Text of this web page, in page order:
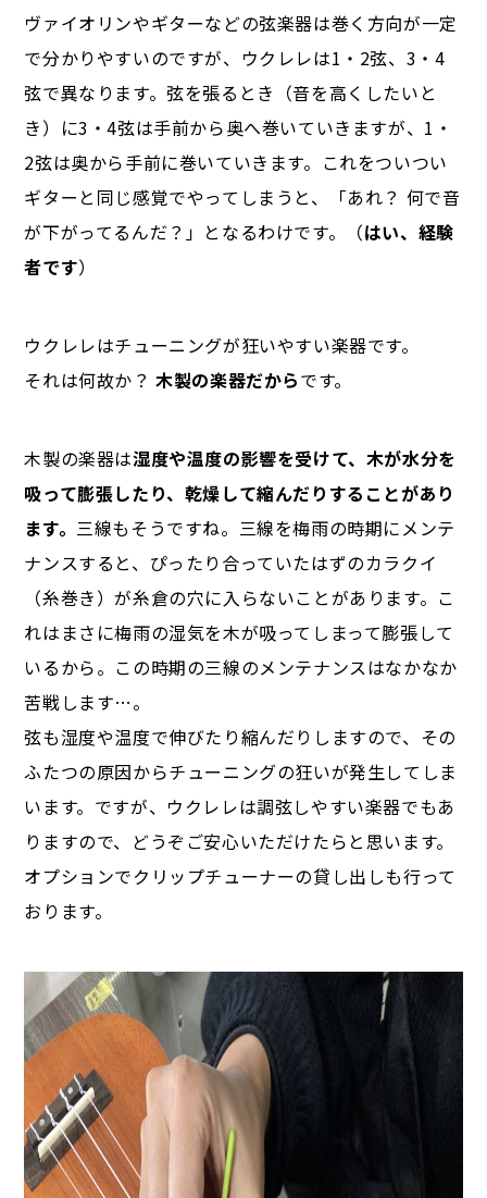
ヴァイオリンやギターなどの弦楽器は巻く方向が一定
で分かりやすいのですが、ウクレレは1・2弦、3・4
弦で異なります。弦を張るとき（音を高くしたいと
き）に3・4弦は手前から奥へ巻いていきますが、1・
2弦は奥から手前に巻いていきます。これをついつい
ギターと同じ感覚でやってしまうと、「あれ？ 何で音
が下がってるんだ？」となるわけです。（はい、経験
者です）
ウクレレはチューニングが狂いやすい楽器です。
それは何故か？木製の楽器だからです。
木製の楽器は湿度や温度の影響を受けて、木が水分を
吸って膨張したり、乾燥して縮んだりすることがあり
ます。 三線もそうですね。三線を梅雨の時期にメンテ
ナンスすると、ぴったり合っていたはずのカラクイ
（糸巻き）が糸倉の穴に入らないことがあります。こ
れはまさに梅雨の湿気を木が吸ってしまって膨張して
いるから。この時期の三線のメンテナンスはなかなか
苦戦します…。
弦も湿度や温度で伸びたり縮んだりしますので、その
ふたつの原因からチューニングの狂いが発生してしま
います。ですが、ウクレレは調弦しやすい楽器でもあ
りますので、どうぞご安心いただけたらと思います。
オプションでクリップチューナーの貸し出しも行って
おります。